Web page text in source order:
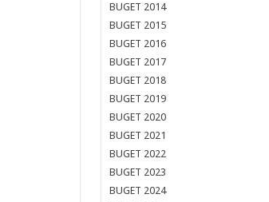
BUGET 2014
BUGET 2015
BUGET 2016
BUGET 2017
BUGET 2018
BUGET 2019
BUGET 2020
BUGET 2021
BUGET 2022
BUGET 2023
BUGET 2024